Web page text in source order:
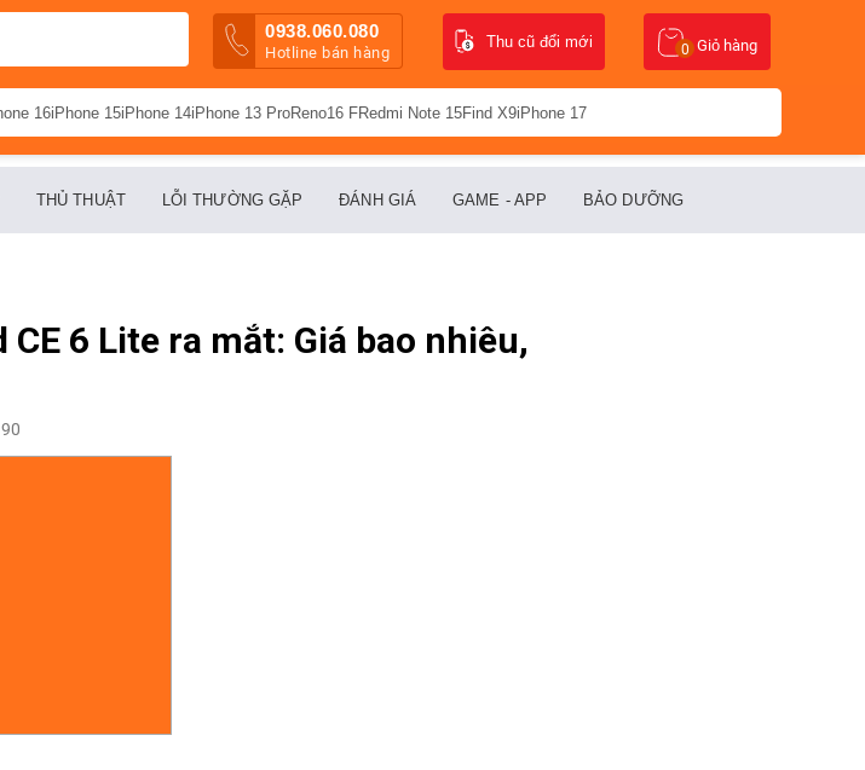
0938.060.080
Hotline bán hàng Giỏ hàng
0
Thu cũ đổi mới
16iPhone 15iPhone 14iPhone 13 ProReno16 FRedmi Note 15Find X9iPhone 17
THỦ THUẬT LỖI THƯỜNG GẶP ĐÁNH GIÁ GAME - APP BẢO DƯỠNG
CE 6 Lite ra mắt: Giá bao nhiêu,